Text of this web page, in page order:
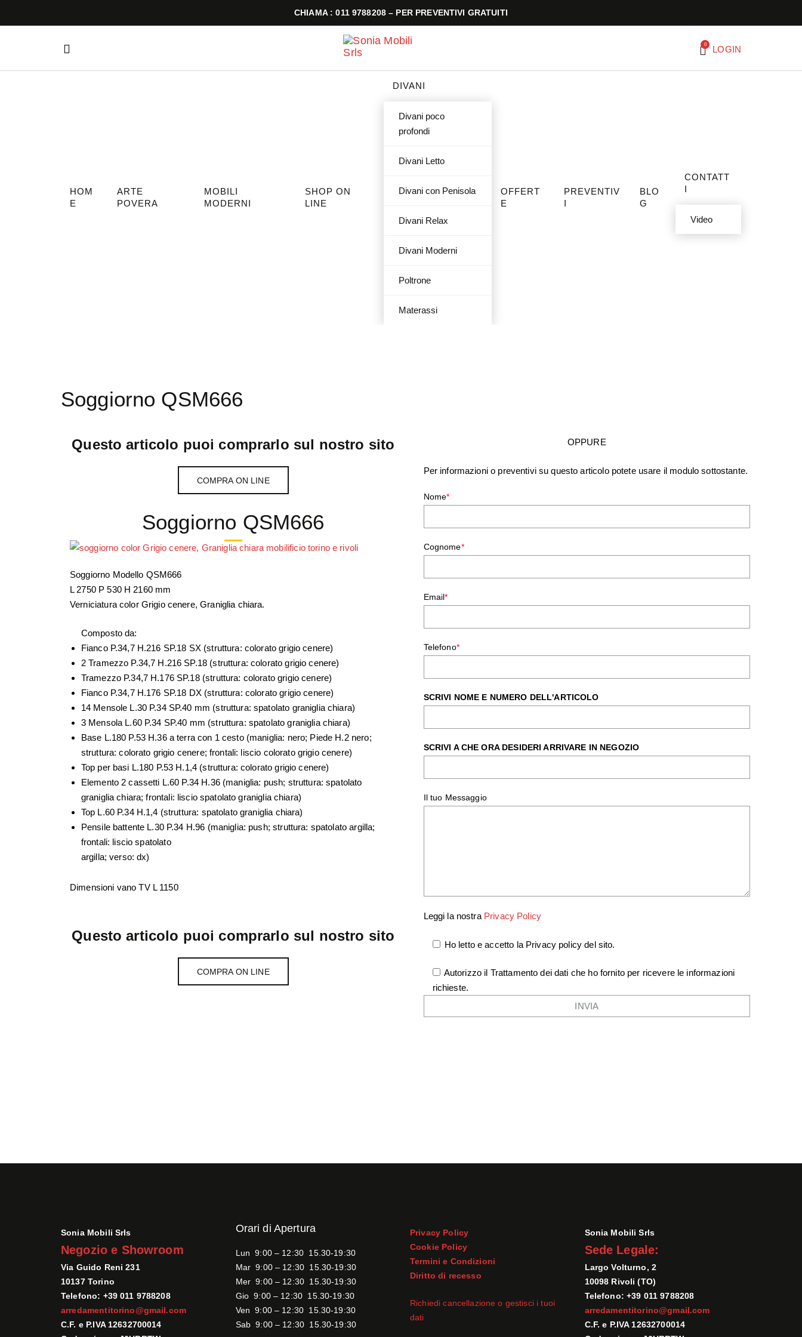
CHIAMA : 011 9788208 – PER PREVENTIVI GRATUITI
0 LOGIN
HOM
E
ARTE
POVERA
MOBILI
MODERNI
SHOP ON
LINE
DIVANI
Divani poco
profondi
Divani Letto
Divani con Penisola
Divani Relax
Divani Moderni
Poltrone
Materassi
OFFERT
E
PREVENTIV
I
BLO
G
CONTATT
I
Video
Soggiorno QSM666
Questo articolo puoi comprarlo sul nostro sito
COMPRA ON LINE
Soggiorno QSM666
Soggiorno Modello QSM666
L 2750 P 530 H 2160 mm
Verniciatura color Grigio cenere, Graniglia chiara.
Composto da:
Fianco P.34,7 H.216 SP.18 SX (struttura: colorato grigio cenere)
2 Tramezzo P.34,7 H.216 SP.18 (struttura: colorato grigio cenere)
Tramezzo P.34,7 H.176 SP.18 (struttura: colorato grigio cenere)
Fianco P.34,7 H.176 SP.18 DX (struttura: colorato grigio cenere)
14 Mensole L.30 P.34 SP.40 mm (struttura: spatolato graniglia chiara)
3 Mensola L.60 P.34 SP.40 mm (struttura: spatolato graniglia chiara)
Base L.180 P.53 H.36 a terra con 1 cesto (maniglia: nero; Piede H.2 nero;
struttura: colorato grigio cenere; frontali: liscio colorato grigio cenere)
Top per basi L.180 P.53 H.1,4 (struttura: colorato grigio cenere)
Elemento 2 cassetti L.60 P.34 H.36 (maniglia: push; struttura: spatolato
graniglia chiara; frontali: liscio spatolato graniglia chiara)
Top L.60 P.34 H.1,4 (struttura: spatolato graniglia chiara)
Pensile battente L.30 P.34 H.96 (maniglia: push; struttura: spatolato argilla;
frontali: liscio spatolato
argilla; verso: dx)
Dimensioni vano TV L 1150
Questo articolo puoi comprarlo sul nostro sito
COMPRA ON LINE
OPPURE
Per informazioni o preventivi su questo articolo potete usare il modulo sottostante.
Nome*
Cognome*
Email*
Telefono*
SCRIVI NOME E NUMERO DELL'ARTICOLO
SCRIVI A CHE ORA DESIDERI ARRIVARE IN NEGOZIO
Il tuo Messaggio
Leggi la nostra Privacy Policy
Ho letto e accetto la Privacy policy del sito.
Autorizzo il Trattamento dei dati che ho fornito per ricevere le informazioni
richieste.
Sonia Mobili Srls
Negozio e Showroom
Via Guido Reni 231
10137 Torino
Telefono: +39 011 9788208
arredamentitorino@gmail.com
C.F. e P.IVA 12632700014
Orari di Apertura
Lun 9:00 – 12:30 15.30-19:30
Mar 9:00 – 12:30 15.30-19:30
Mer 9:00 – 12:30 15.30-19:30
Gio 9:00 – 12:30 15.30-19:30
Ven 9:00 – 12:30 15.30-19:30
Sab 9:00 – 12:30 15.30-19:30
Privacy Policy
Cookie Policy
Termini e Condizioni
Diritto di recesso
Richiedi cancellazione o gestisci i tuoi
dati
Sonia Mobili Srls
Sede Legale:
Largo Volturno, 2
10098 Rivoli (TO)
Telefono: +39 011 9788208
arredamentitorino@gmail.com
C.F. e P.IVA 12632700014